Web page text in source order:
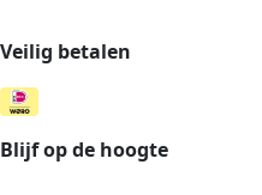
Veilig betalen
Blijf op de hoogte